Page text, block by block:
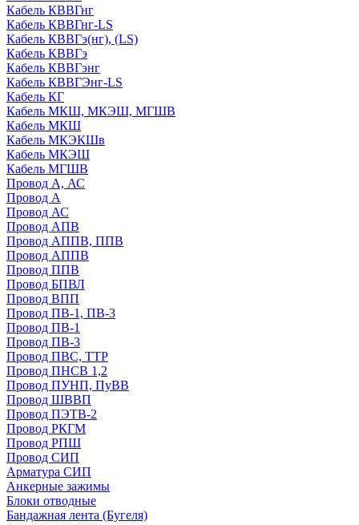
Кабель КВВГнг
Кабель КВВГнг-LS
Кабель КВВГэ(нг), (LS)
Кабель КВВГэ
Кабель КВВГэнг
Кабель КВВГЭнг-LS
Кабель КГ
Кабель МКШ, МКЭШ, МГШВ
Кабель МКШ
Кабель МКЭКШв
Кабель МКЭШ
Кабель МГШВ
Провод А, АС
Провод А
Провод АС
Провод АПВ
Провод АППВ, ППВ
Провод АППВ
Провод ППВ
Провод БПВЛ
Провод ВПП
Провод ПВ-1, ПВ-3
Провод ПВ-1
Провод ПВ-3
Провод ПВС, ТТР
Провод ПНСВ 1,2
Провод ПУНП, ПуВВ
Провод ШВВП
Провод ПЭТВ-2
Провод РКГМ
Провод РПШ
Провод СИП
Арматура СИП
Анкерные зажимы
Блоки отводные
Бандажная лента (Бугеля)